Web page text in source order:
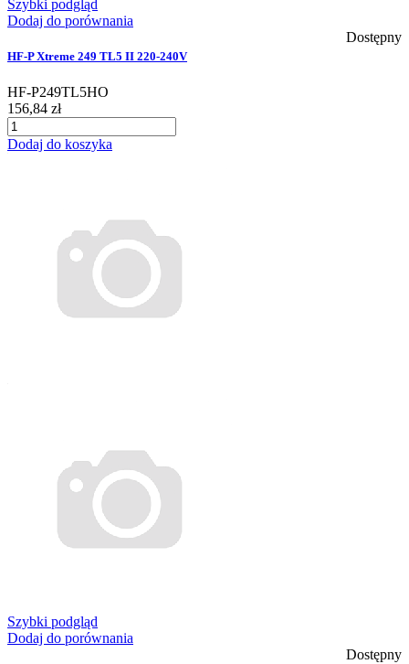
Szybki podgląd
Dodaj do porównania
Dostępny
HF-P Xtreme 249 TL5 II 220-240V
HF-P249TL5HO
156,84 zł
Dodaj do koszyka
Szybki podgląd
Dodaj do porównania
Dostępny